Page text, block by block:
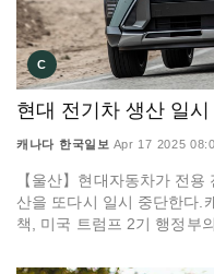
C
현대 전기차 생산 일
캐나다 한국일보 Apr 17 2025
【울산】현대자동차가 전
산을 또다시 일시 중단한다.
책, 미국 트럼프 2기 행정부